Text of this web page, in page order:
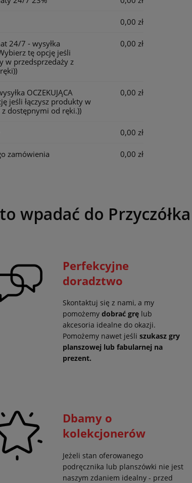
0,00 zł
24/7 - wysyłka
tę opcję jeśli
w przedsprzedaży z
0,00 zł
OCZEKUJĄCA
jeśli łączysz produkty w
dostępnymi od ręki.))
0,00 zł
0,00 zł
zamówienia 0,00 zł
wpadać do
Perfekcyjne
doradztwo
Skontaktuj się z nami, a my
pomożemy dobrać grę lub
akcesoria idealne do okazji.
Pomożemy nawet jeśli szukasz gry
planszowej lub fabularnej na
prezent.
Dbamy o
kolekcjonerów
Jeżeli stan oferowanego
podręcznika lub planszówki nie jest
naszym zdaniem idealny - przed